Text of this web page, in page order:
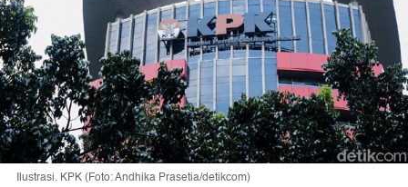
Ilustrasi. KPK (Foto: Andhika Prasetia/detikcom)